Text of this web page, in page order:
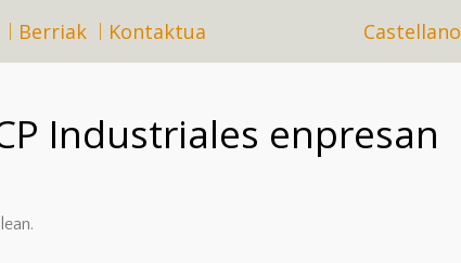
Berriak Kontaktua Castellano
Industriales enpresan